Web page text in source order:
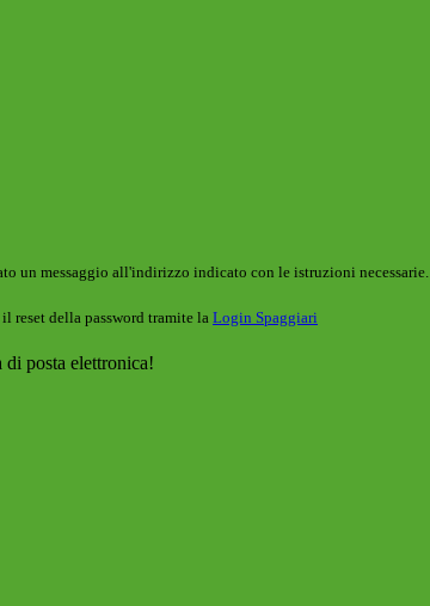
un messaggio all'indirizzo indicato con le istruzioni necessarie.
reset della password tramite la Login Spaggiari
posta elettronica!